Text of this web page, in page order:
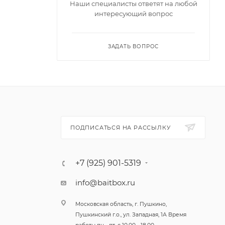
Наши специалисты ответят на любой
интересующий вопрос
ЗАДАТЬ ВОПРОС
ПОДПИСАТЬСЯ НА РАССЫЛКУ
+7 (925) 901-5319
info@baitbox.ru
Московская область, г. Пушкино,
Пушкинский г.о., ул. Западная, 1А Время